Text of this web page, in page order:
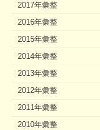
2017年彙整
2016年彙整
2015年彙整
2014年彙整
2013年彙整
2012年彙整
2011年彙整
2010年彙整